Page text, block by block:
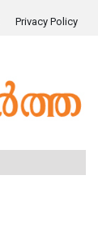
Privacy Policy